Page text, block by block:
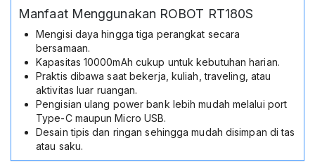
Manfaat Menggunakan ROBOT RT180S
Mengisi daya hingga tiga perangkat secara
bersamaan.
Kapasitas 10000mAh cukup untuk kebutuhan harian.
Praktis dibawa saat bekerja, kuliah, traveling, atau
aktivitas luar ruangan.
Pengisian ulang power bank lebih mudah melalui port
Type-C maupun Micro USB.
Desain tipis dan ringan sehingga mudah disimpan di tas
atau saku.